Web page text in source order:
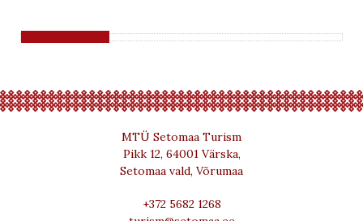
MTÜ Setomaa Turism
Pikk 12, 64001 Värska,
Setomaa vald, Võrumaa
+372 5682 1268